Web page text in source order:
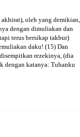
oleh yang demikian,
dengan dimuliakan dan
terus bersikap takbur)
daku! (15) Dan
rezekinya, (dia
dengan katanya: Tuhanku